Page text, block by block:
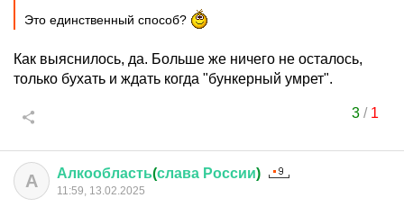
Это единственный способ?
Как выяснилось, да. Больше же ничего не осталось,
только бухать и ждать когда "бункерный умрет".
3/ 1
А Алкообласть(слава России)
11:59, 13.02.2025